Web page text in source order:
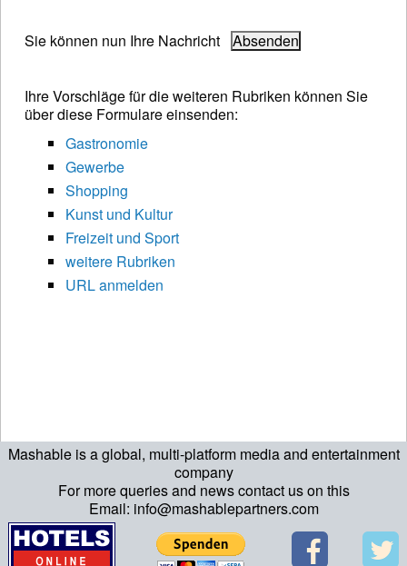
Mashable is a global, multi-platform media and entertainment
company
For more queries and news contact us on this
Email: info@mashablepartners.com
Sie können nun Ihre Nachricht
Ihre Vorschläge für die weiteren Rubriken können Sie
über diese Formulare einsenden:
Gastronomie
Gewerbe
Shopping
Kunst und Kultur
Freizeit und Sport
weitere Rubriken
URL anmelden